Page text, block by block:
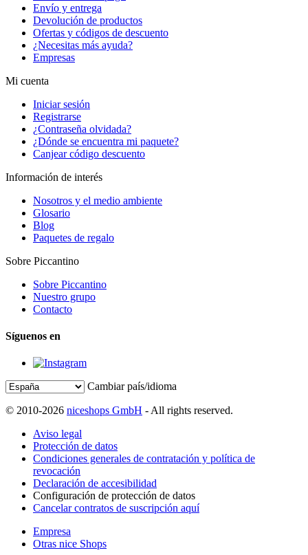
Envío y entrega
Devolución de productos
Ofertas y códigos de descuento
¿Necesitas más ayuda?
Empresas
Mi cuenta
Iniciar sesión
Registrarse
¿Contraseña olvidada?
¿Dónde se encuentra mi paquete?
Canjear código descuento
Información de interés
Nosotros y el medio ambiente
Glosario
Blog
Paquetes de regalo
Sobre Piccantino
Sobre Piccantino
Nuestro grupo
Contacto
Síguenos en
Cambiar país/idioma
© 2010-2026 niceshops GmbH - All rights reserved.
Aviso legal
Protección de datos
Condiciones generales de contratación y política de
revocación
Declaración de accesibilidad
Configuración de protección de datos
Cancelar contratos de suscripción aquí
Empresa
Otras nice Shops